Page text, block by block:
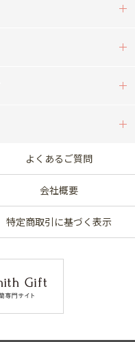
よくあるご質問
会社概要
特定商取引に基づく表示